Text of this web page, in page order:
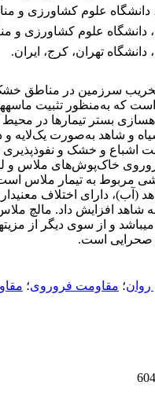
دانشگاه علوم کشاورزی و
دانشگاه علوم کشاورزی و
دانشگاه تهران، کرج، ایران.
سرزمین در مناطق خشک
و خشک و نفوذپذیری
(آب)، دارای اختلاف
0 برابر نسبت به شاهد
و از سوی دیگر از
صحرایی است.
؛ مقاومت فروروی؛